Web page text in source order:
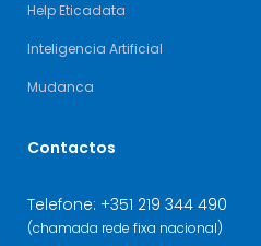
Help Eticadata
Inteligencia Artificial
Mudanca
Contactos
Telefone: +351 219 344 490
(chamada rede fixa nacional)